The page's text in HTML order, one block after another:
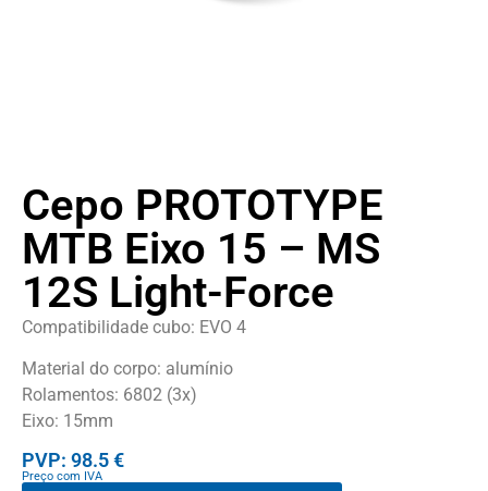
Cepo PROTOTYPE
MTB Eixo 15 – MS
12S Light-Force
Compatibilidade cubo: EVO 4
Material do corpo: alumínio
Rolamentos: 6802 (3x)
Eixo: 15mm
PVP: 98.5 €
Preço com IVA